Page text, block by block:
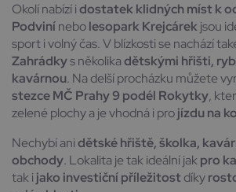
Okolí nabízí idostatek klidných míst k
Podvinínebolesopark Krejcárekjsou
sport i volný čas. V blízkosti se nachází
Zahrádkys několikadětskými hřišti,
kavárnou. Na delší procházku můžete
stezce MČ Prahy 9 podél Rokytky,
zelené plochy a je vhodná i projízdu na
Nechybí anidětské hřiště, školka,
obchody. Lokalita je tak ideální jakpro
tak i jako investiční příležitost díky